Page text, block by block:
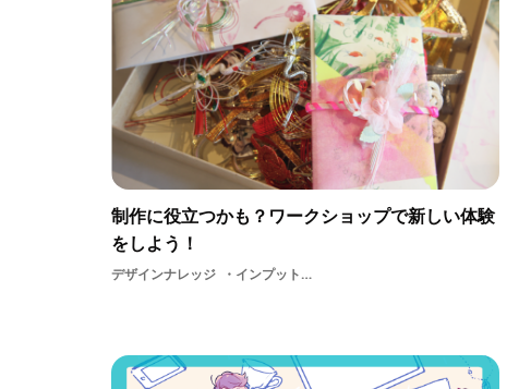
制作に役立つかも？ワークショップで新しい体験
をしよう！
デザインナレッジ インプットガラスショッピングものづくりデザイン学生アート手作業ワークショップアーティストアイデアアウトプット